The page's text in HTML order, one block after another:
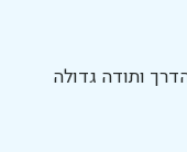
ותודה גדולה